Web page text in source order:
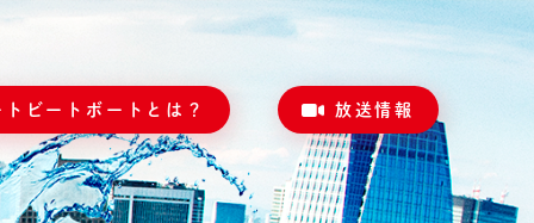
トビートボートとは？ 放送情報